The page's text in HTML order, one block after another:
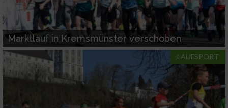
Marktlauf in Kremsmünster verschoben
LAUFSPORT